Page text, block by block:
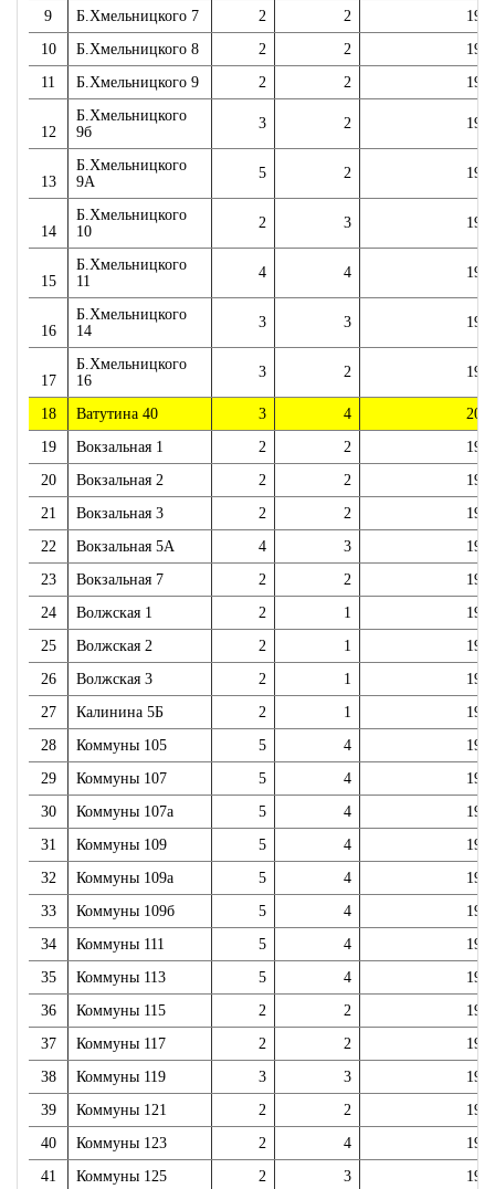
9
Б.Хмельницкого 7 2 2
10
Б.Хмельницкого 8 2 2
11
Б.Хмельницкого 9 2 2
12
Б.Хмельницкого
9б
3 2
13
Б.Хмельницкого
9А
5 2
14
Б.Хмельницкого
10
2 3
15
Б.Хмельницкого
11
4 4
16
Б.Хмельницкого
14
3 3
17
Б.Хмельницкого
16
3 2
18 Ватутина 40 3 4
19
Вокзальная 1 2 2
20
Вокзальная 2 2 2
21
Вокзальная 3 2 2
22
Вокзальная 5А 4 3
23
Вокзальная 7 2 2
24
Волжская 1 2 1
25
Волжская 2 2 1
26
Волжская 3 2 1
27
Калинина 5Б 2 1
28
Коммуны 105 5 4
29
Коммуны 107 5 4
30
Коммуны 107а 5 4
31
Коммуны 109 5 4
32
Коммуны 109а 5 4
33
Коммуны 109б 5 4
34
Коммуны 111 5 4
35
Коммуны 113 5 4
36
Коммуны 115 2 2
37
Коммуны 117 2 2
38
Коммуны 119 3 3
39
Коммуны 121 2 2
40
Коммуны 123 2 4
41
Коммуны 125 2 3